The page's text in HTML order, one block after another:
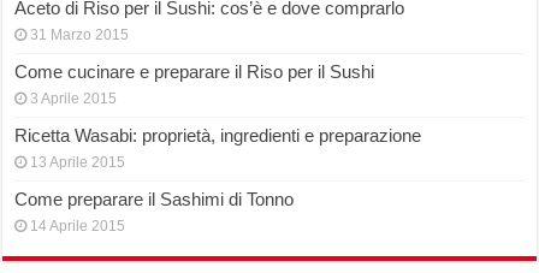
Aceto di Riso per il Sushi: cos’è e dove comprarlo
31 Marzo 2015
Come cucinare e preparare il Riso per il Sushi
3 Aprile 2015
Ricetta Wasabi: proprietà, ingredienti e preparazione
13 Aprile 2015
Come preparare il Sashimi di Tonno
14 Aprile 2015